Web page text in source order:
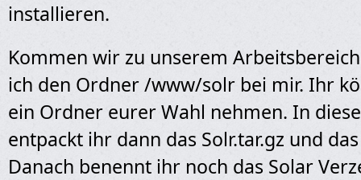
installieren.
Kommen wir zu unserem
ich den Ordner /www/solr bei mir. Ihr
ein Ordner eurer Wahl nehmen. In
entpackt ihr dann das Solr.tar.gz und
Danach benennt ihr noch das Solar